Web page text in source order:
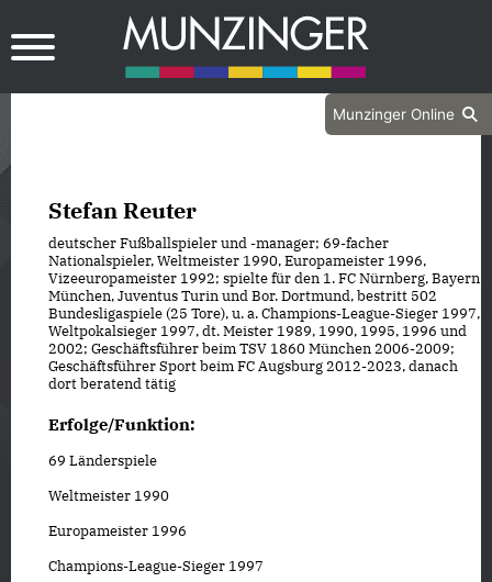
Munzinger Online
Stefan Reuter
deutscher Fußballspieler und -manager; 69-facher
Nationalspieler, Weltmeister 1990, Europameister 1996,
Vizeeuropameister 1992; spielte für den 1. FC Nürnberg, Bayern
München, Juventus Turin und Bor. Dortmund, bestritt 502
Bundesligaspiele (25 Tore), u. a. Champions-League-Sieger 1997,
Weltpokalsieger 1997, dt. Meister 1989, 1990, 1995, 1996 und
2002; Geschäftsführer beim TSV 1860 München 2006-2009;
Geschäftsführer Sport beim FC Augsburg 2012-2023, danach
dort beratend tätig
Erfolge/Funktion:
69 Länderspiele
Weltmeister 1990
Europameister 1996
Champions-League-Sieger 1997